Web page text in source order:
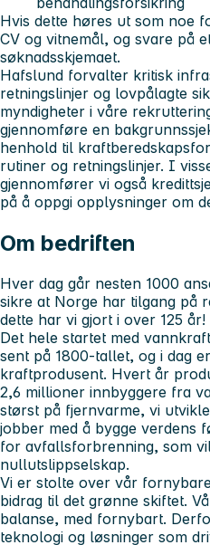
Hvis dette høres ut som noe
CV og vitnemål, og svare på
søknadsskjemaet.
Hafslund forvalter kritisk
retningslinjer og lovpålagte
myndigheter i våre
gjennomføre en
henhold til
rutiner og retningslinjer. I
gjennomfører vi også
på å oppgi opplysninger om
Om bedriften
Hver dag går nesten 1000
sikre at Norge har tilgang på
dette har vi gjort i over 125 år!
Det hele startet med
sent på 1800-tallet, og i dag
kraftprodusent. Hvert år
2,6 millioner innbyggere fra
størst på fjernvarme, vi
jobber med å bygge verdens
for avfallsforbrenning, som
nullutslippselskap.
Vi er stolte over vår
bidrag til det grønne skiftet.
balanse, med fornybart.
teknologi og løsninger som